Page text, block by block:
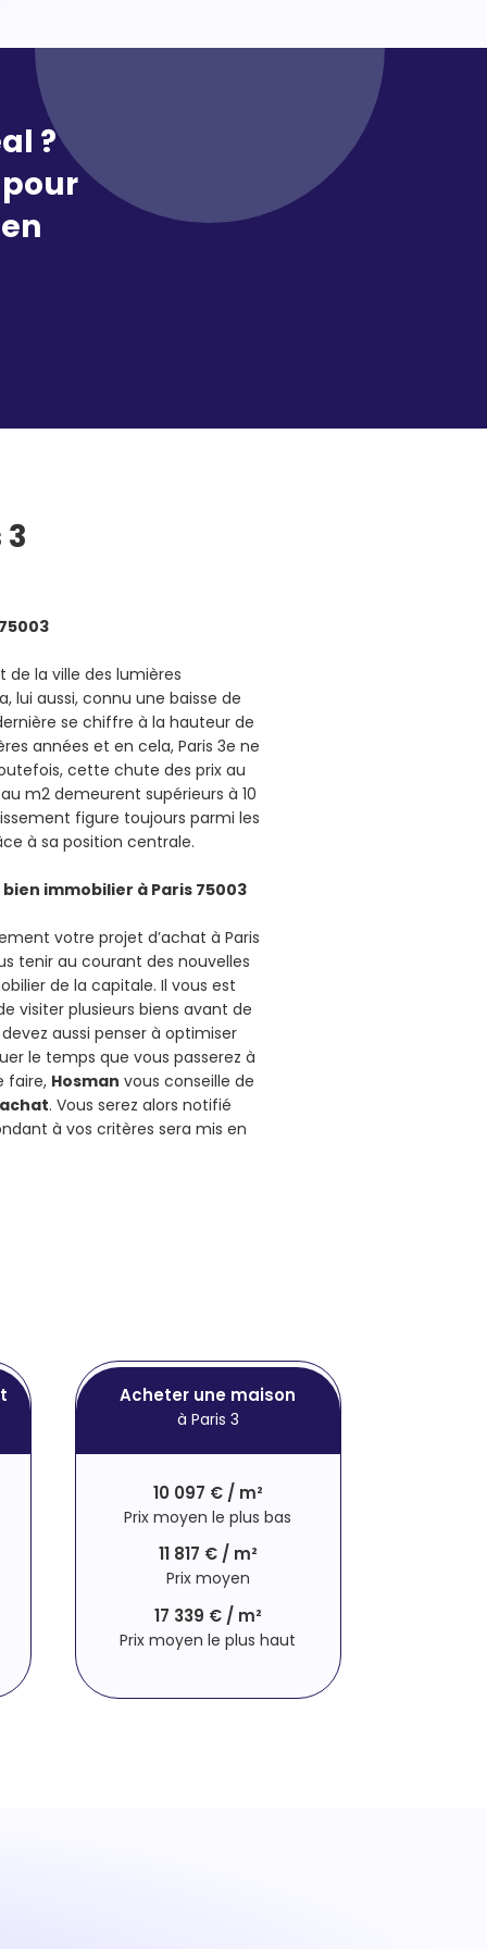
?
pour
de la ville des lumières
lui aussi, connu une baisse de
se chiffre à la hauteur de
années et en cela, Paris 3e ne
cette chute des prix au
m2 demeurent supérieurs à 10
figure toujours parmi les
à sa position centrale.
immobilier à Paris 75003
votre projet d’achat à Paris
tenir au courant des nouvelles
de la capitale. Il vous est
visiter plusieurs biens avant de
aussi penser à optimiser
le temps que vous passerez à
faire, Hosman vous conseille de
. Vous serez alors notifié
à vos critères sera mis en
Acheter une maison
à Paris 3
10 097 € / m²
Prix moyen le plus bas
11 817 € / m²
Prix moyen
17 339 € / m²
Prix moyen le plus haut